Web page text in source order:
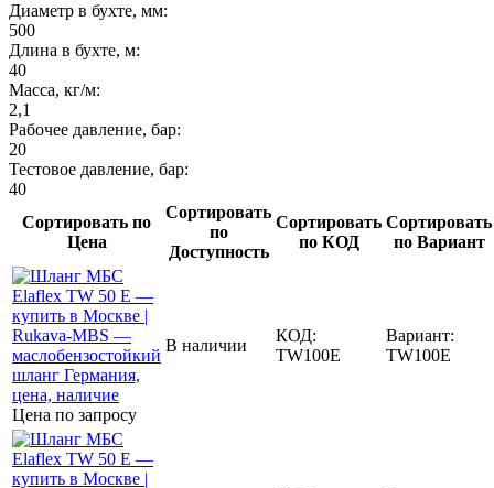
Диаметр в бухте, мм:
500
Длина в бухте, м:
40
Масса, кг/м:
2,1
Рабочее давление, бар:
20
Тестовое давление, бар:
40
Сортировать по
Цена
Сортировать
по
Доступность
Сортировать
по КОД
Сортировать
по Вариант
Цена по запросу
В наличии
КОД:
TW100E
Вариант:
TW100E